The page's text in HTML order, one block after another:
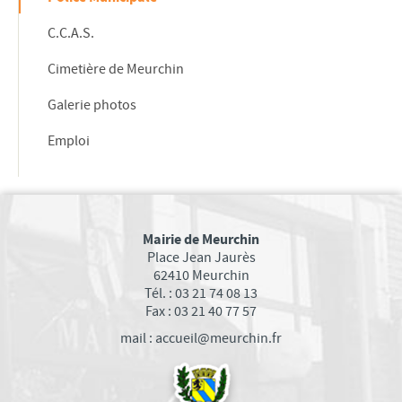
EMPLOI
ASSOCIATIONS
SANTÉ
SPORTS
TRANSPORTS DANS VOTRE COMMUNE
Bus Tadao
Les transports TER
COMMERÇANTS ET ARTISANS
ACTUALITÉS MEURCHINOISES
C.C.A.S.
Cimetière de Meurchin
Galerie photos
Emploi
Mairie de Meurchin
Place Jean Jaurès
62410 Meurchin
Tél. : 03 21 74 08 13
Fax : 03 21 40 77 57
mail : accueil@meurchin.fr